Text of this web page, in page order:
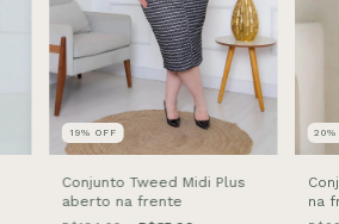
19% OFF
Conjunto Tweed Midi Plus
aberto na frente
20
na